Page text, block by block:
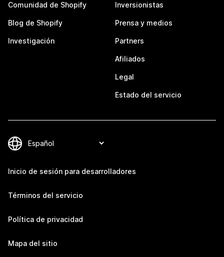
Comunidad de Shopify
Blog de Shopify
Investigación
Inversionistas
Prensa y medios
Partners
Afiliados
Legal
Estado del servicio
Inicio de sesión para desarrolladores
Términos del servicio
Política de privacidad
Mapa del sitio